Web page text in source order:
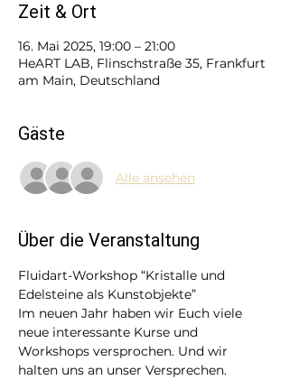
Zeit & Ort
16. Mai 2025, 19:00 – 21:00
HeART LAB, Flinschstraße 35, Frankfurt
am Main, Deutschland
Gäste
Alle ansehen
Über die Veranstaltung
Fluidart-Workshop “Kristalle und
Edelsteine als Kunstobjekte”
Im neuen Jahr haben wir Euch viele
neue interessante Kurse und
Workshops versprochen. Und wir
halten uns an unser Versprechen.